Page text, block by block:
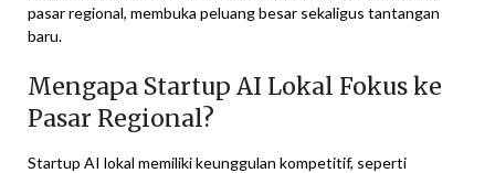
pasar regional, membuka peluang besar sekaligus tantangan
baru.
Mengapa Startup AI Lokal Fokus ke
Pasar Regional?
Startup AI lokal memiliki keunggulan kompetitif, seperti